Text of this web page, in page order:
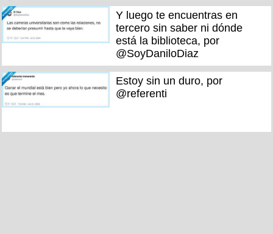
Y luego te encuentras en
tercero sin saber ni dónde
está la biblioteca, por
@SoyDaniloDiaz
Estoy sin un duro, por
@referenti